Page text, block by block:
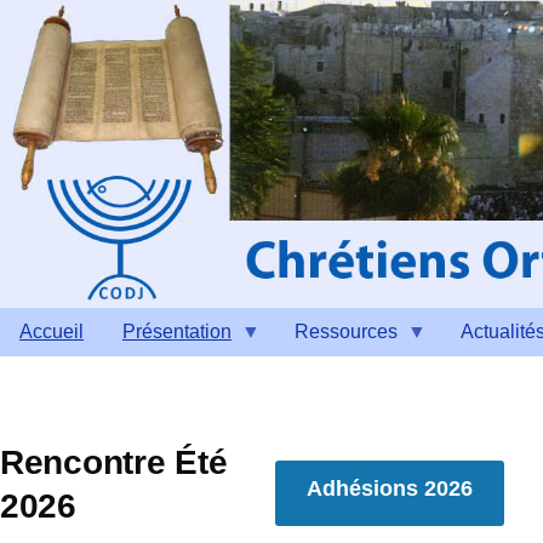
Aller au contenu principal
Accueil Présentation Ressources
Rencontre Été
2026
Adhésions 2026